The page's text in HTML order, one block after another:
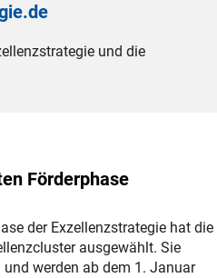
und die
Förderphase
der Exzellenzstrategie hat die
ausgewählt. Sie
werden ab dem 1. Januar